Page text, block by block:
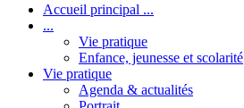
Accueil principal ...
...
Vie pratique
Enfance, jeunesse et scolarité
Vie pratique
Agenda & actualités